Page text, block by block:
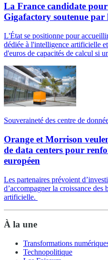
La France candidate
Gigafactory soutenue
L'État se positionne pour
dédiée à l'intelligence artificielle
d'euros de capacités de calcul si
Souveraineté des centre de
Orange et Morrison
de data centers pour
européen
Les partenaires prévoient
d’accompagner la croissance
artificielle.
À la une
Transformations
Technopolitique